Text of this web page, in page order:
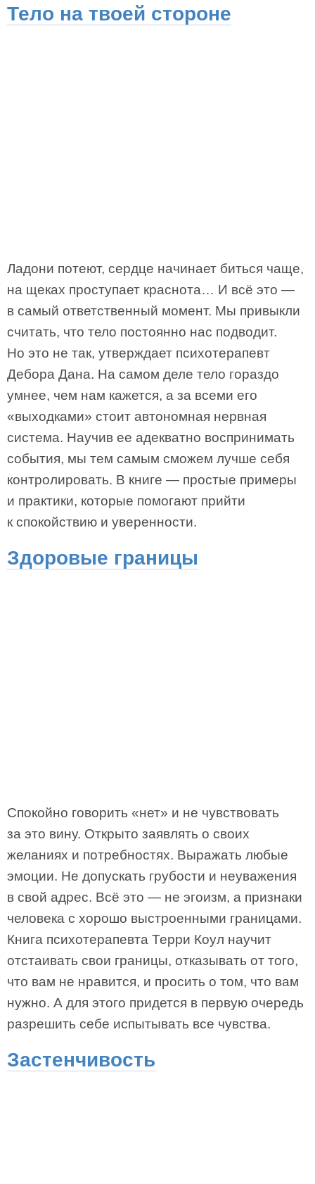
Тело на твоей стороне
Ладони потеют, сердце начинает биться чаще,
на щеках проступает краснота… И всё это —
в самый ответственный момент. Мы привыкли
считать, что тело постоянно нас подводит.
Но это не так, утверждает психотерапевт
Дебора Дана. На самом деле тело гораздо
умнее, чем нам кажется, а за всеми его
«выходками» стоит автономная нервная
система. Научив ее адекватно воспринимать
события, мы тем самым сможем лучше себя
контролировать. В книге — простые примеры
и практики, которые помогают прийти
к спокойствию и уверенности.
Здоровые границы
Спокойно говорить «нет» и не чувствовать
за это вину. Открыто заявлять о своих
желаниях и потребностях. Выражать любые
эмоции. Не допускать грубости и неуважения
в свой адрес. Всё это — не эгоизм, а признаки
человека с хорошо выстроенными границами.
Книга психотерапевта Терри Коул научит
отстаивать свои границы, отказывать от того,
что вам не нравится, и просить о том, что вам
нужно. А для этого придется в первую очередь
разрешить себе испытывать все чувства.
Застенчивость